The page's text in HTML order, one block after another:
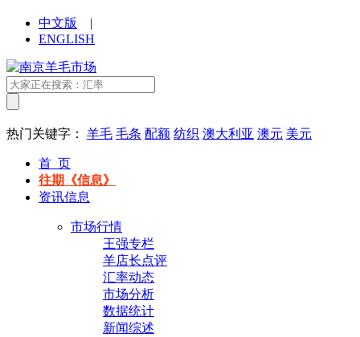
中文版
|
ENGLISH
热门关键字： 羊毛 毛条 配额 纺织 澳大利亚 澳元 美元
首 页
往期《信息》
资讯信息
市场行情
王强专栏
羊店长点评
汇率动态
市场分析
数据统计
新闻综述